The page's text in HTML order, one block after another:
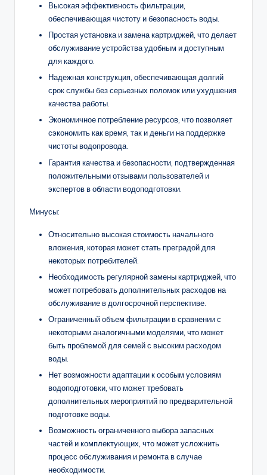
Высокая эффективность фильтрации,
обеспечивающая чистоту и безопасность воды.
Простая установка и замена картриджей, что делает
обслуживание устройства удобным и доступным
для каждого.
Надежная конструкция, обеспечивающая долгий
срок службы без серьезных поломок или ухудшения
качества работы.
Экономичное потребление ресурсов, что позволяет
сэкономить как время, так и деньги на поддержке
чистоты водопровода.
Гарантия качества и безопасности, подтвержденная
положительными отзывами пользователей и
экспертов в области водоподготовки.
Минусы:
Относительно высокая стоимость начального
вложения, которая может стать преградой для
некоторых потребителей.
Необходимость регулярной замены картриджей, что
может потребовать дополнительных расходов на
обслуживание в долгосрочной перспективе.
Ограниченный объем фильтрации в сравнении с
некоторыми аналогичными моделями, что может
быть проблемой для семей с высоким расходом
воды.
Нет возможности адаптации к особым условиям
водоподготовки, что может требовать
дополнительных мероприятий по предварительной
подготовке воды.
Возможность ограниченного выбора запасных
частей и комплектующих, что может усложнить
процесс обслуживания и ремонта в случае
необходимости.